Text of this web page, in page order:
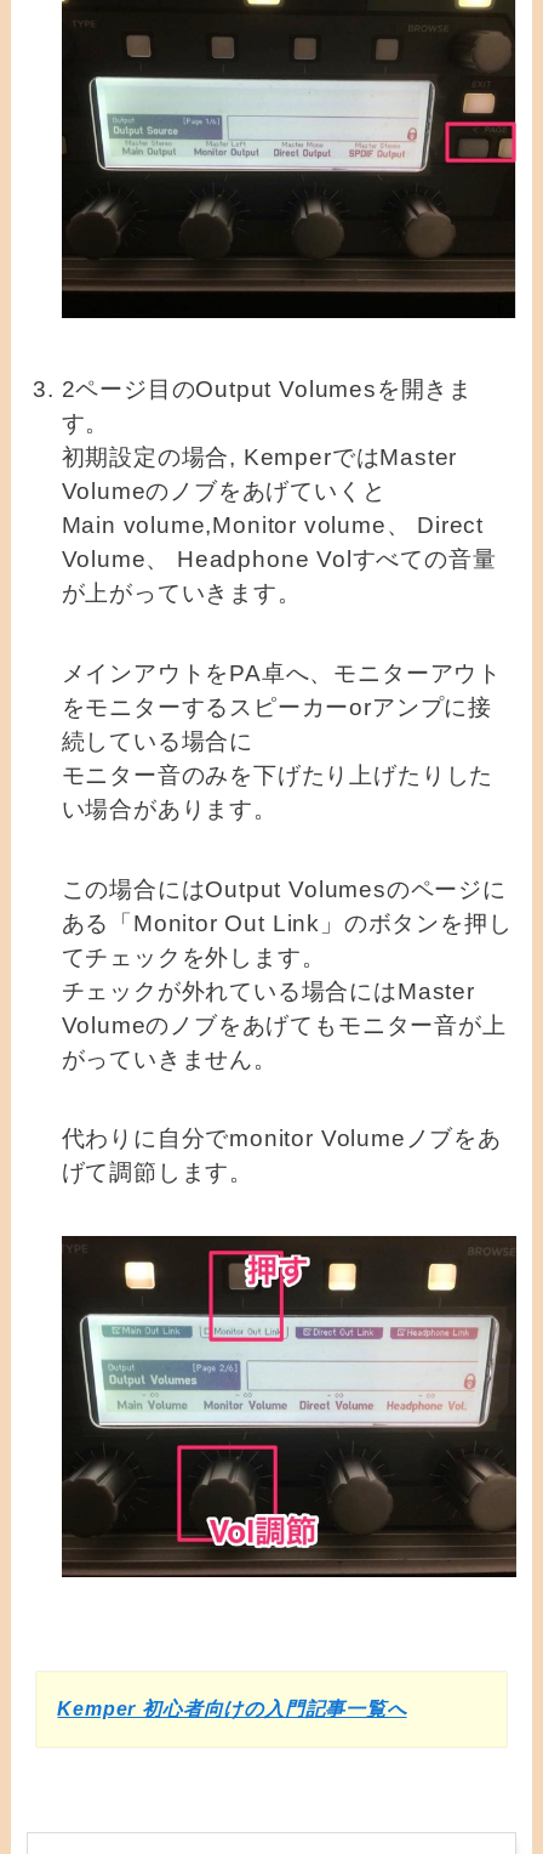
2ページ目のOutput Volumesを開きま
す。
初期設定の場合, KemperではMaster
Volumeのノブをあげていくと
Main volume,Monitor volume、 Direct
Volume、 Headphone Volすべての音量
が上がっていきます。
メインアウトをPA卓へ、モニターアウト
をモニターするスピーカーorアンプに接
続している場合に
モニター音のみを下げたり上げたりした
い場合があります。
この場合にはOutput Volumesのページに
ある「Monitor Out Link」のボタンを押し
てチェックを外します。
チェックが外れている場合にはMaster
Volumeのノブをあげてもモニター音が上
がっていきません。
代わりに自分でmonitor Volumeノブをあ
げて調節します。
Kemper 初心者向けの入門記事一覧へ